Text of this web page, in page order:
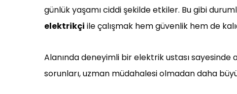
günlük yaşamı ciddi şekilde etkiler. Bu gibi
elektrikçi ile çalışmak hem güvenlik hem de
Alanında deneyimli bir elektrik ustası sayesinde
sorunları, uzman müdahalesi olmadan daha